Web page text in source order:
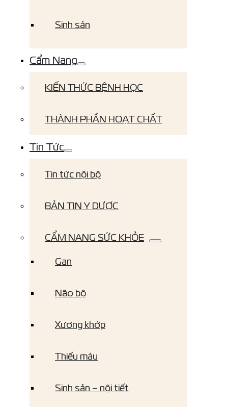
Sinh sản
Cẩm Nang
KIẾN THỨC BỆNH HỌC
THÀNH PHẦN HOẠT CHẤT
Tin Tức
Tin tức nội bộ
BẢN TIN Y DƯỢC
CẨM NANG SỨC KHỎE
Gan
Não bộ
Xương khớp
Thiếu máu
Sinh sản – nội tiết